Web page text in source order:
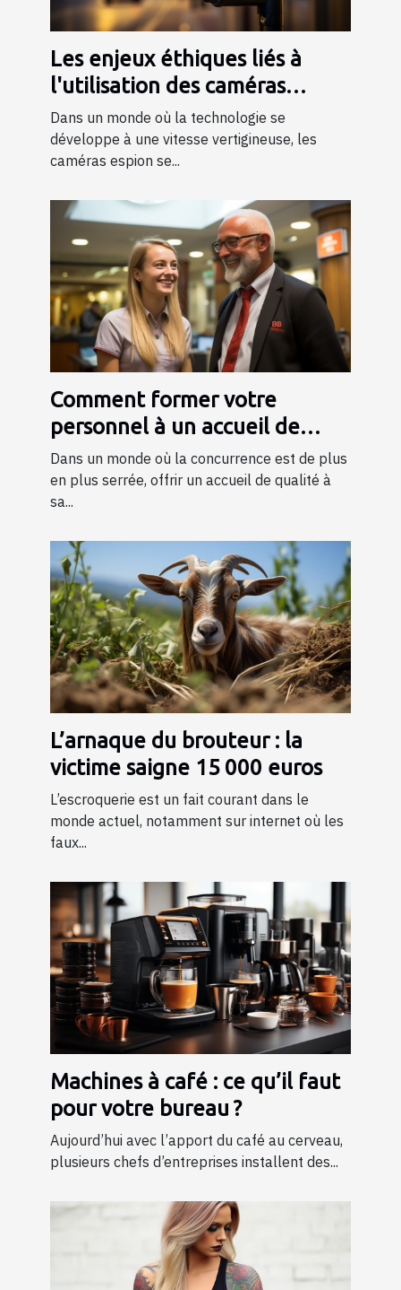
Les enjeux éthiques liés à
l'utilisation des caméras
espion dans la société
Dans un monde où la technologie se
développe à une vitesse vertigineuse, les
caméras espion se...
Comment former votre
personnel à un accueil de
qualité ?
Dans un monde où la concurrence est de plus
en plus serrée, offrir un accueil de qualité à
sa...
L’arnaque du brouteur : la
victime saigne 15 000 euros
L’escroquerie est un fait courant dans le
monde actuel, notamment sur internet où les
faux...
Machines à café : ce qu’il faut
pour votre bureau ?
Aujourd’hui avec l’apport du café au cerveau,
plusieurs chefs d’entreprises installent des...